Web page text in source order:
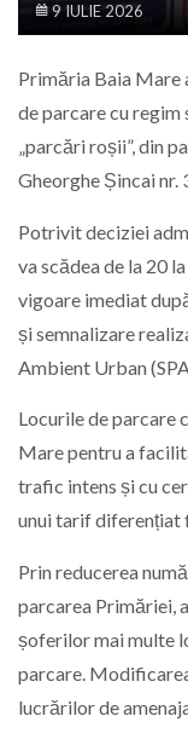
9 IULIE 2026
Primăria Baia Mare
de parcare cu
„parcări roșii”, din
Gheorghe Șincai nr.
Potrivit deciziei
va scădea de la 20
vigoare imediat
și semnalizare
Ambient Urban
Locurile de parcare
Mare pentru a
trafic intens și cu
unui tarif diferențiat
Prin reducerea
parcarea Primăriei,
șoferilor mai multe
parcare.
lucrărilor de